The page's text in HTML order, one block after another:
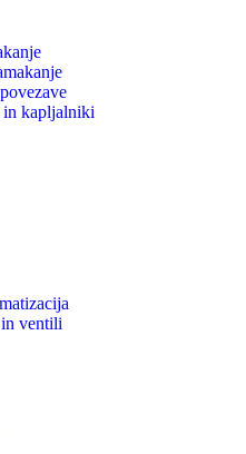
in kapljalniki
ventili